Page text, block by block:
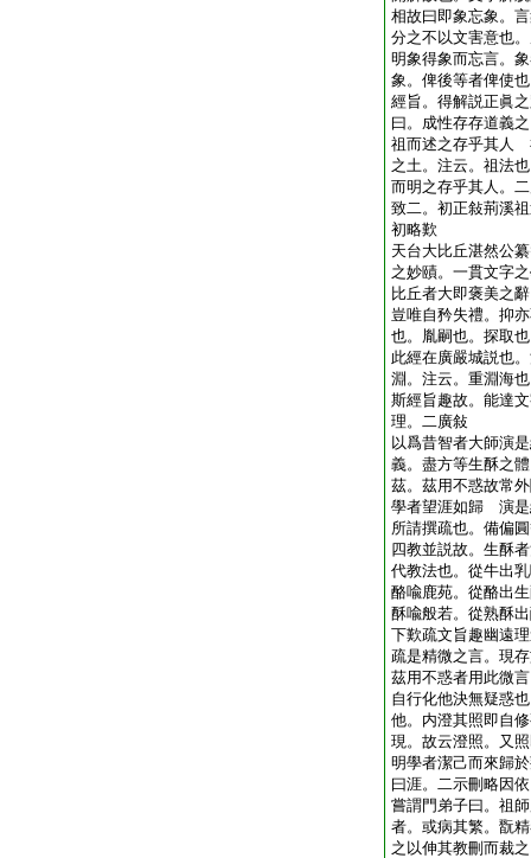
相故曰即象忘象。
分之不以文害意也
明象得象而忘言。
象。俾後等者俾使
經旨。得解説正眞
曰。成性存存道義
祖而述之存乎其人
之土。注云。祖法
而明之存乎其人。
致二。初正敍荊溪
初略歎
天台大比丘湛然公
之妙賾。一貫文字
比丘者大即褒美之
豈唯自矜失禮。抑
也。胤嗣也。探取
此經在廣嚴城説也
淵。注云。重淵海
斯經旨趣故。能達
理。二廣敍
以爲昔智者大師演
義。盡方等生酥之
茲。茲用不惑故常
學者望涯如歸 演是
所請撰疏也。備偏
四教並説故。生酥
代教法也。從牛出
酪喩鹿苑。從酪出
酥喩般若。從熟酥
下歎疏文旨趣幽遠
疏是精微之言。現
茲用不惑者用此微
自行化他決無疑惑
他。内澄其照即自
現。故云澄照。又
明學者潔己而來歸
曰涯。二示刪略因依
嘗謂門弟子曰。祖
者。或病其繁。翫
之以伸其教刪而裁